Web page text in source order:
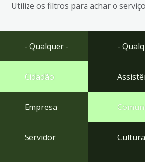
busca
Ir
rodapé
Utilize os filtros para achar o
- Qualquer -
Cidadão
Empresa
Servidor
-
Cultura